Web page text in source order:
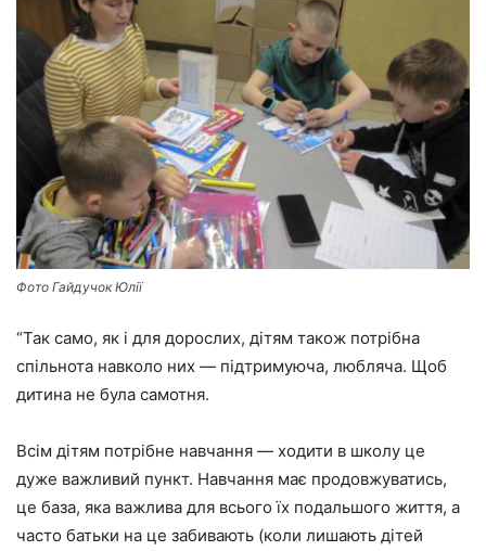
Фото Гайдучок Юлії
“Так само, як і для дорослих, дітям також потрібна
спільнота навколо них — підтримуюча, любляча. Щоб
дитина не була самотня.
Всім дітям потрібне навчання — ходити в школу це
дуже важливий пункт. Навчання має продовжуватись,
це база, яка важлива для всього їх подальшого життя, а
часто батьки на це забивають (коли лишають дітей